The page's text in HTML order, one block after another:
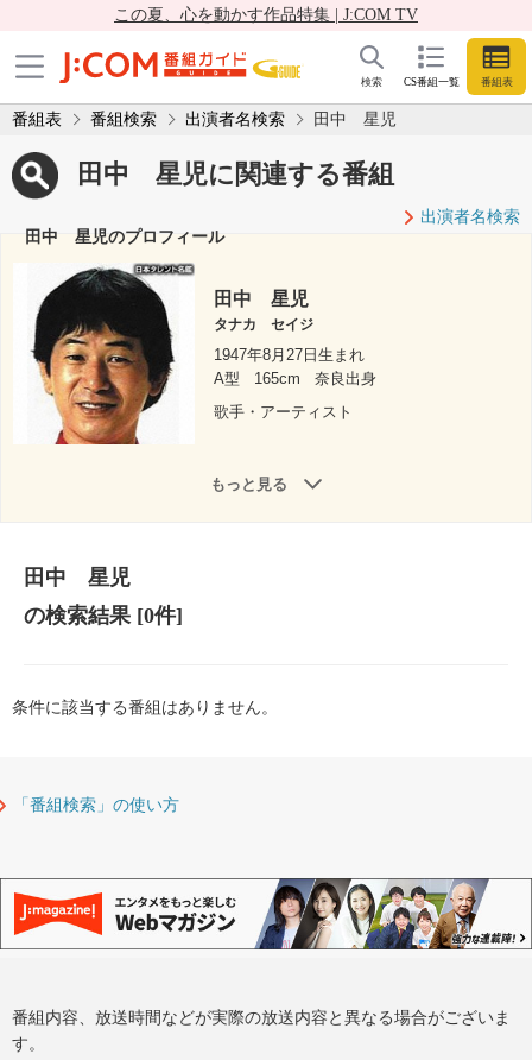
この夏、心を動かす作品特集 | J:COM TV
CS番組一覧 番組表
検索
番組表 番組検索 出演者名検索 田中 星児
田中 星児に関連する番組
出演者名検索
田中 星児のプロフィール
田中 星児
タナカ セイジ
1947年8月27日生まれ
A型
165cm
奈良出身
歌手・アーティスト
もっと見る
田中 星児
の検索結果[0件]
条件に該当する番組はありません。
「番組検索」の使い方
番組内容、放送時間などが実際の放送内容と異なる場合がございま
す。